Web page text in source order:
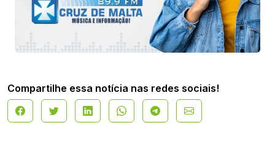
Compartilhe essa notícia nas redes sociais!